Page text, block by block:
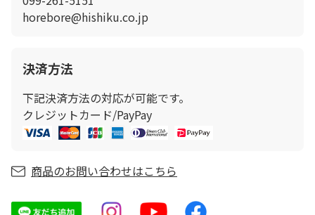
horebore@hishiku.co.jp
決済方法
下記決済方法の対応が可能です。
クレジットカード/PayPay
商品のお問い合わせはこちら